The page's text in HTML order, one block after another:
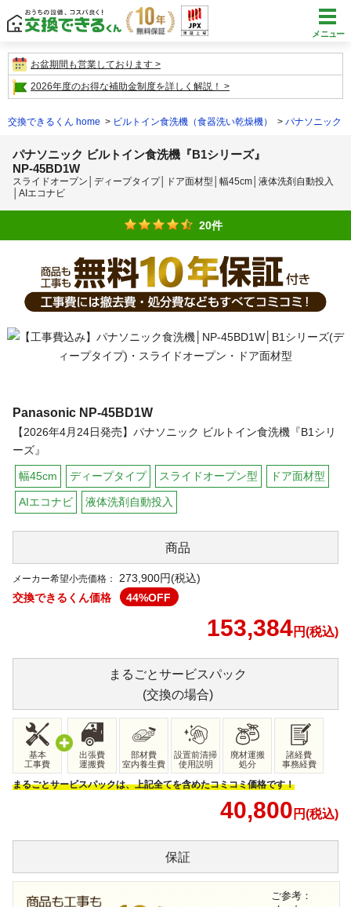
メニュー
お盆期間も営業しております
2026年度のお得な補助金制度を詳しく解説！
交換できるくん home ビルトイン食洗機（食器洗い乾燥機） パナソニック
パナソニック ビルトイン食洗機『B1シリーズ』
NP-45BD1W
スライドオープン│ディープタイプ│ドア面材型│幅45cm│液体洗剤自動投入
│AIエコナビ
20件
Panasonic NP-45BD1W
【2026年4月24日発売】パナソニック ビルトイン食洗機『B1シリ
ーズ』
幅45cm ディープタイプ スライドオープン型 ドア面材型
AIエコナビ 液体洗剤自動投入
商品
メーカー希望小売価格：
273,900円(税込)
交換できるくん価格
44%OFF
153,384円(税込)
まるごとサービスパック
(交換の場合)
基本
工事費
出張費
運搬費
部材費
室内養生費
設置前清掃
使用説明
廃材運搬
処分
諸経費
事務経費
まるごとサービスパックは、上記全てを含めたコミコミ価格です！
40,800 円(税込)
保証
ご参考：